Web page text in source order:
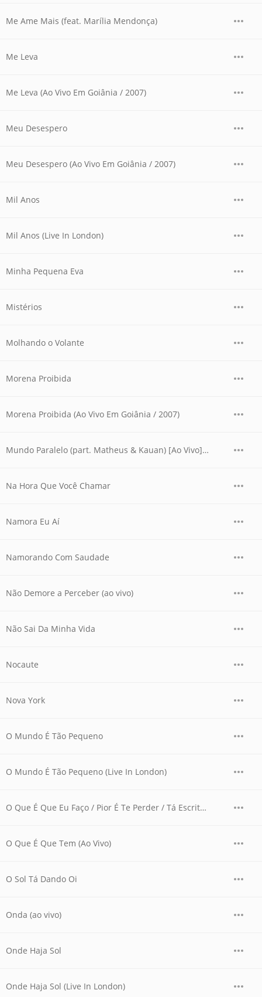
Me Ame Mais (feat. Marília Mendonça)
Me Leva
Me Leva (Ao Vivo Em Goiânia / 2007)
Meu Desespero
Meu Desespero (Ao Vivo Em Goiânia / 2007)
Mil Anos
Mil Anos (Live In London)
Minha Pequena Eva
Mistérios
Molhando o Volante
Morena Proibida
Morena Proibida (Ao Vivo Em Goiânia / 2007)
Mundo Paralelo (part. Matheus & Kauan) [Ao Vivo] [Villa Mix - 3ª Edição]
Na Hora Que Você Chamar
Namora Eu Aí
Namorando Com Saudade
Não Demore a Perceber (ao vivo)
Não Sai Da Minha Vida
Nocaute
Nova York
O Mundo É Tão Pequeno
O Mundo É Tão Pequeno (Live In London)
O Que É Que Eu Faço / Pior É Te Perder / Tá Escrito Em Meu Olhar (Ao Vivo)
O Que É Que Tem (Ao Vivo)
O Sol Tá Dando Oi
Onda (ao vivo)
Onde Haja Sol
Onde Haja Sol (Live In London)